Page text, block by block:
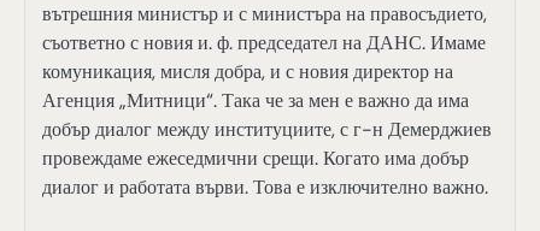
вътрешния министър и с министъра на правосъдието,
съответно с новия и. ф. председател на ДАНС. Имаме
комуникация, мисля добра, и с новия директор на
Агенция „Митници“. Така че за мен е важно да има
добър диалог между институциите, с г-н Демерджиев
провеждаме ежеседмични срещи. Когато има добър
диалог и работата върви. Това е изключително важно.